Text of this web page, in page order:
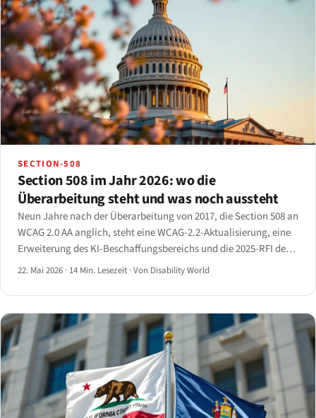
SECTION-508
Section 508 im Jahr 2026: wo die
Überarbeitung steht und was noch aussteht
Neun Jahre nach der Überarbeitung von 2017, die Section 508 an
WCAG 2.0 AA anglich, steht eine WCAG-2.2-Aktualisierung, eine
Erweiterung des KI-Beschaffungsbereichs und die 2025-RFI des
Access Board aus.
22. Mai 2026 · 14 Min. Lesezeit ·Von Disability World